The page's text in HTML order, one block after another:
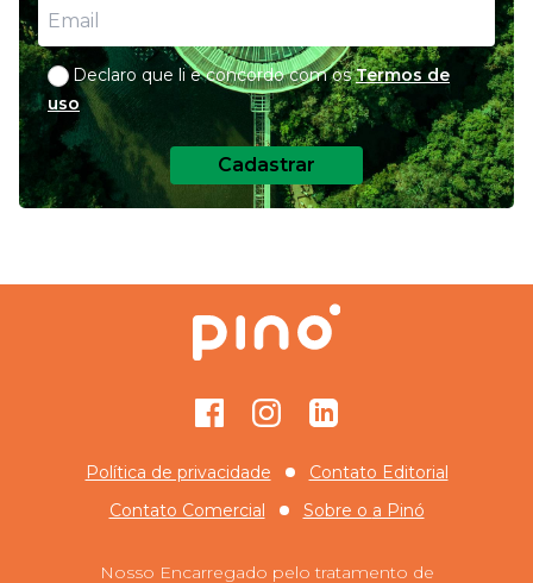
Declaro que li e concordo com os Termos de
uso
Cadastrar
FacebookInstagramGitHub
Política de privacidade
Contato Editorial
Contato Comercial
Sobre o a Pinó
Nosso Encarregado pelo tratamento de